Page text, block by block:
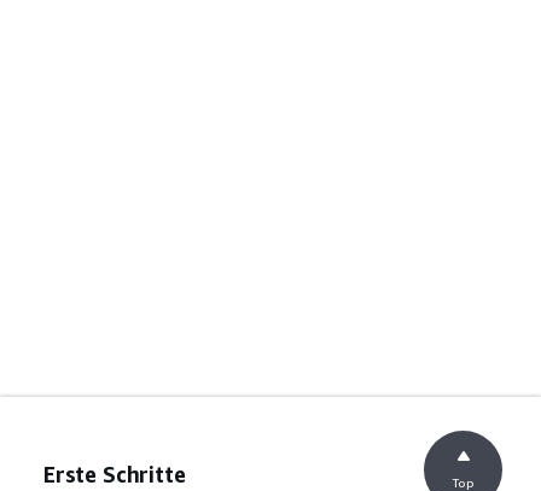
Erste Schritte Top